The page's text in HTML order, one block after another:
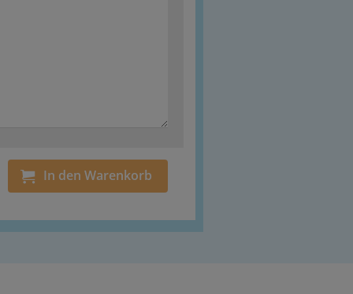
In den Warenkorb